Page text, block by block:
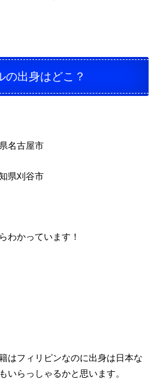
の出身はどこ？
名古屋市
県刈谷市
わかっています！
はフィリピンなのに出身は日本な
いらっしゃるかと思います。